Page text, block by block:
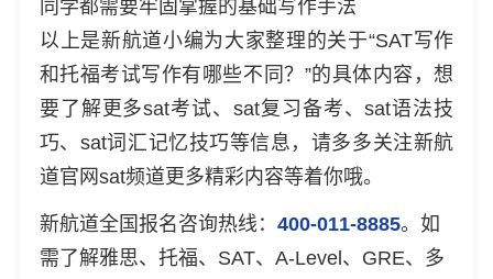
同学都需要牢固掌握的基础写作手法
以上是新航道小编为大家整理的关于“SAT写作
和托福考试写作有哪些不同？”的具体内容，想
要了解更多sat考试、sat复习备考、sat语法技
巧、sat词汇记忆技巧等信息，请多多关注新航
道官网sat频道更多精彩内容等着你哦。
新航道全国报名咨询热线： 400-011-8885。如
需了解雅思、托福、SAT、A-Level、GRE、多